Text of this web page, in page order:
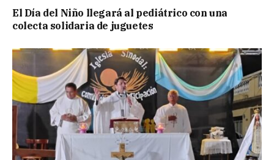
El Día del Niño llegará al pediátrico con una
colecta solidaria de juguetes